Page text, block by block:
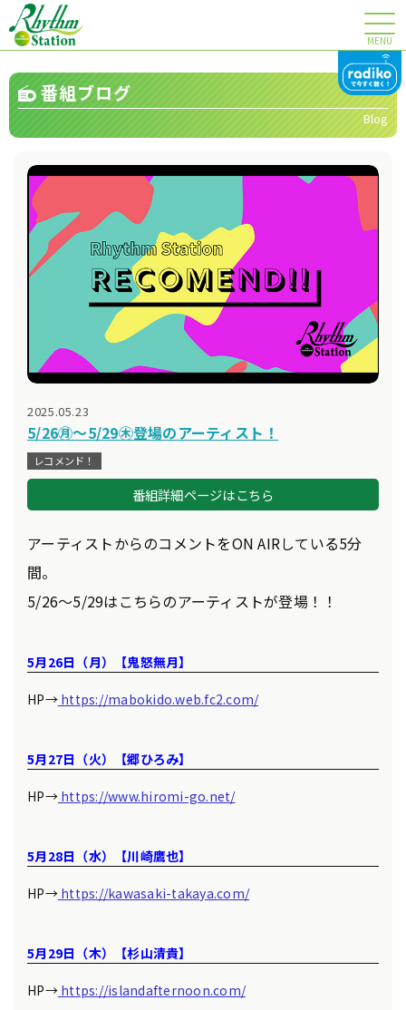
MENU
番組ブログ
Blog
2025.05.23
5/26㊊～5/29㊍登場のアーティスト！
レコメンド！
番組詳細ページはこちら
アーティストからのコメントをON AIRしている5分
間。
5/26～5/29はこちらのアーティストが登場！！
5月26日（月）【鬼怒無月】
HP→https://mabokido.web.fc2.com/
5月27日（火）【郷ひろみ】
HP→https://www.hiromi-go.net/
5月28日（水）【川崎鷹也】
HP→https://kawasaki-takaya.com/
5月29日（木）【杉山清貴】
HP→https://islandafternoon.com/